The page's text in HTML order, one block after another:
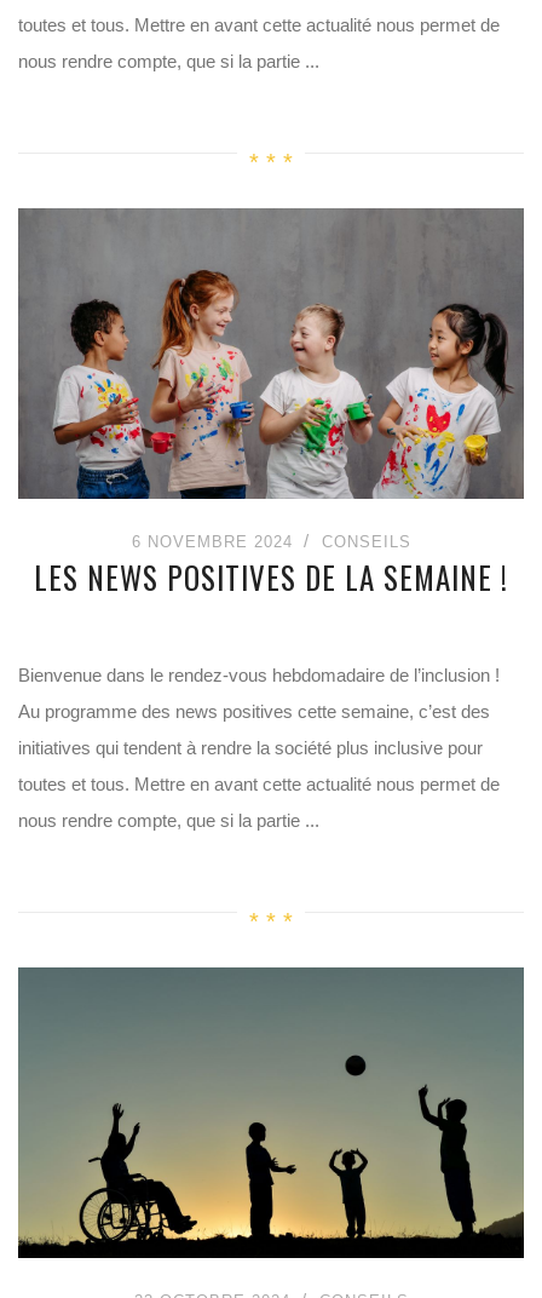
toutes et tous. Mettre en avant cette actualité nous permet de
nous rendre compte, que si la partie ...
6 NOVEMBRE 2024 CONSEILS
LES NEWS POSITIVES DE LA SEMAINE !
Bienvenue dans le rendez-vous hebdomadaire de l’inclusion !
Au programme des news positives cette semaine, c’est des
initiatives qui tendent à rendre la société plus inclusive pour
toutes et tous. Mettre en avant cette actualité nous permet de
nous rendre compte, que si la partie ...